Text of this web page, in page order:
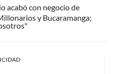
acabó con negocio de
y Bucaramanga;